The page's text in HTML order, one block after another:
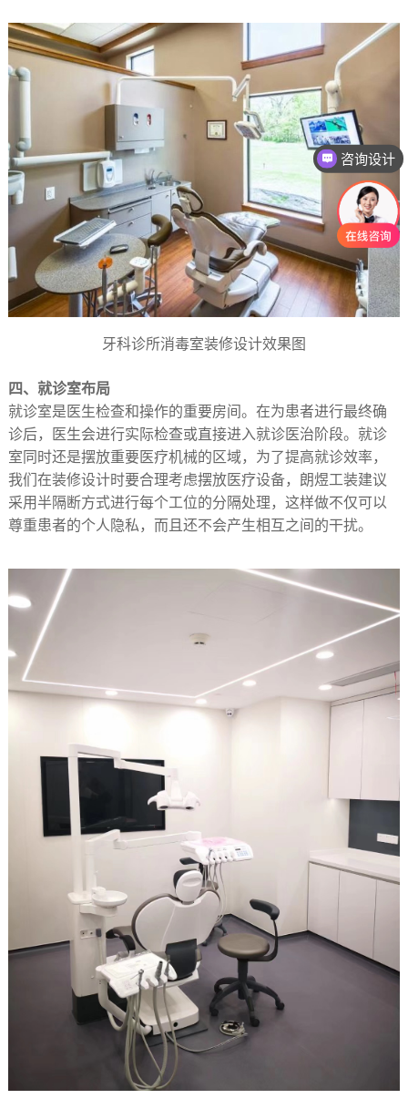
牙科诊所消毒室装修设计效果图
四、就诊室布局
就诊室是医生检查和操作的重要房间。在为患者进行最终确
诊后，医生会进行实际检查或直接进入就诊医治阶段。就诊
室同时还是摆放重要医疗机械的区域，为了提高就诊效率，
我们在装修设计时要合理考虑摆放医疗设备，朗煜工装建议
采用半隔断方式进行每个工位的分隔处理，这样做不仅可以
尊重患者的个人隐私，而且还不会产生相互之间的干扰。
咨询设计